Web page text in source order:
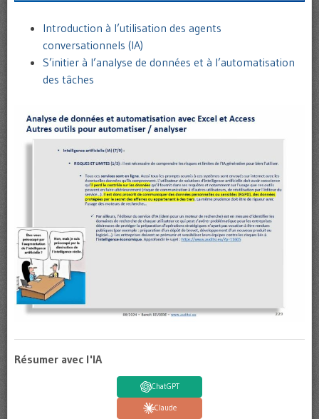
Introduction à l’utilisation des agents
conversationnels (IA)
S’initier à l’analyse de données et à l’automatisation
des tâches
Résumer avec l'IA
ChatGPT
Claude